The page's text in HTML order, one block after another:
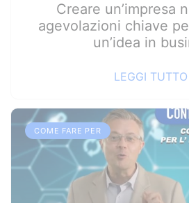
Creare un’impresa
agevolazioni chiave
un’idea in
LEGGI
COME FARE PER